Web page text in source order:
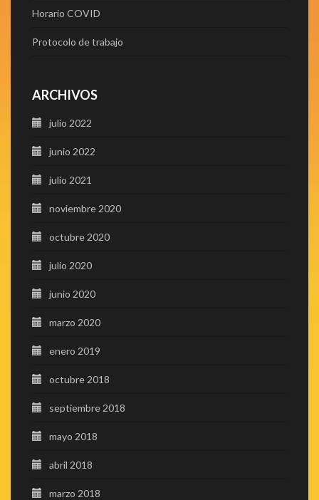
Horario COVID
Protocolo de trabajo
ARCHIVOS
julio 2022
junio 2022
julio 2021
noviembre 2020
octubre 2020
julio 2020
junio 2020
marzo 2020
enero 2019
octubre 2018
septiembre 2018
mayo 2018
abril 2018
marzo 2018